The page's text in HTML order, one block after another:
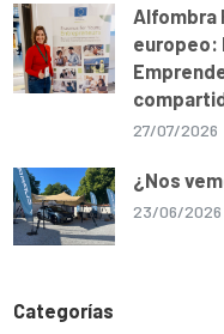
Alfombra
europeo:
27/07/2026
¿Nos
23/06/2026
Categorías